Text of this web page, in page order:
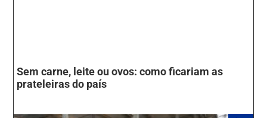
Sem carne, leite ou ovos: como ficariam as
prateleiras do país